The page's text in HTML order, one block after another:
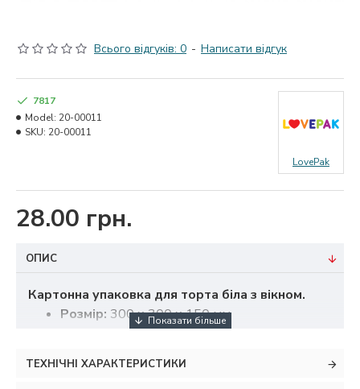
Всього відгуків: 0 - Написати відгук
28.00 грн.
7817
Model: 20-00011
SKU: 20-00011
LovePak
ОПИС
Картонна упаковка для торта біла з вікном.
Розмір: 300 х 300 х 150 мм
Мелований картон
ТЕХНІЧНІ ХАРАКТЕРИСТИКИ